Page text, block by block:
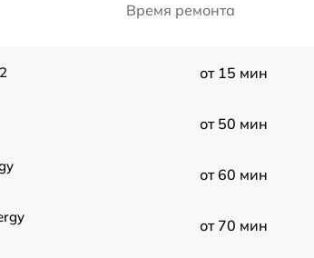
Время ремонта
от 15 мин
от 50 мин
от 60 мин
от 70 мин